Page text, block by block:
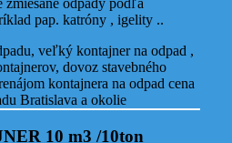
pap. katróny , igelity ..
10 m3 /10ton